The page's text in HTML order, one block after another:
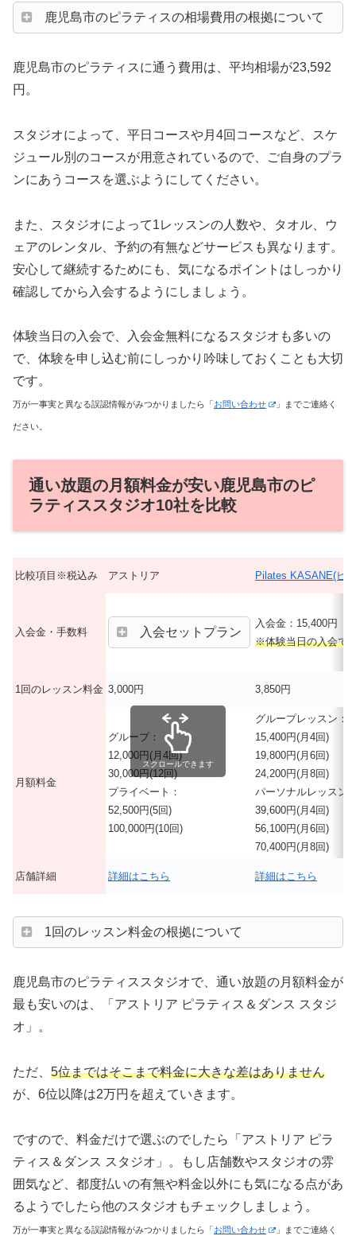
鹿児島市のピラティスの相場費用の根拠について
鹿児島市のピラティスに通う費用は、平均相場が23,592
円。
スタジオによって、平日コースや月4回コースなど、スケ
ジュール別のコースが用意されているので、ご自身のプラ
ンにあうコースを選ぶようにしてください。
また、スタジオによって1レッスンの人数や、タオル、ウ
ェアのレンタル、予約の有無などサービスも異なります。
安心して継続するためにも、気になるポイントはしっかり
確認してから入会するようにしましょう。
体験当日の入会で、入会金無料になるスタジオも多いの
で、体験を申し込む前にしっかり吟味しておくことも大切
です。
万が一事実と異なる誤認情報がみつかりましたら「 お問い合わせ 」までご連絡く
ださい。
通い放題の月額料金が安い鹿児島市のピ
ラティススタジオ10社を比較
比較項目※税込み アストリア Pilates KASANE(ピ
入会金・手数料 入会セットプラン
入会金：15,400円
※体験当日の入会で
1回のレッスン料金 3,000円 3,850円
月額料金
グループ：
12,000円(月4回)
30,000円(12回)
プライベート：
52,500円(5回)
100,000円(10回)
グループレッスン：
15,400円(月4回)
19,800円(月6回)
24,200円(月8回)
パーソナルレッスン
39,600円(月4回)
56,100円(月6回)
70,400円(月8回)
店舗詳細 詳細はこちら 詳細はこちら
スクロールできます
1回のレッスン料金の根拠について
鹿児島市のピラティススタジオで、通い放題の月額料金が
最も安いのは、「アストリア ピラティス＆ダンス スタジ
オ」。
ただ、 5位まではそこまで料金に大きな差はありません
が、6位以降は2万円を超えていきます。
ですので、料金だけで選ぶのでしたら「アストリア ピラ
ティス＆ダンス スタジオ」。もし店舗数やスタジオの雰
囲気など、都度払いの有無や料金以外にも気になる点があ
るようでしたら他のスタジオもチェックしましょう。
万が一事実と異なる誤認情報がみつかりましたら「お問い合わせ 」までご連絡く